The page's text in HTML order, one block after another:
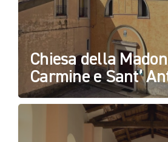
Chiesa della
Carmine e Sant’